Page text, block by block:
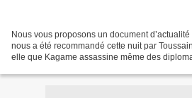
Nous vous proposons un document
nous a été recommandé cette nuit par
elle que Kagame assassine même des